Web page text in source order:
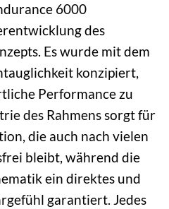
6000
des
Es wurde mit dem
konzipiert,
Performance zu
des Rahmens sorgt für
die auch nach vielen
bleibt, während die
ein direktes und
garantiert. Jedes